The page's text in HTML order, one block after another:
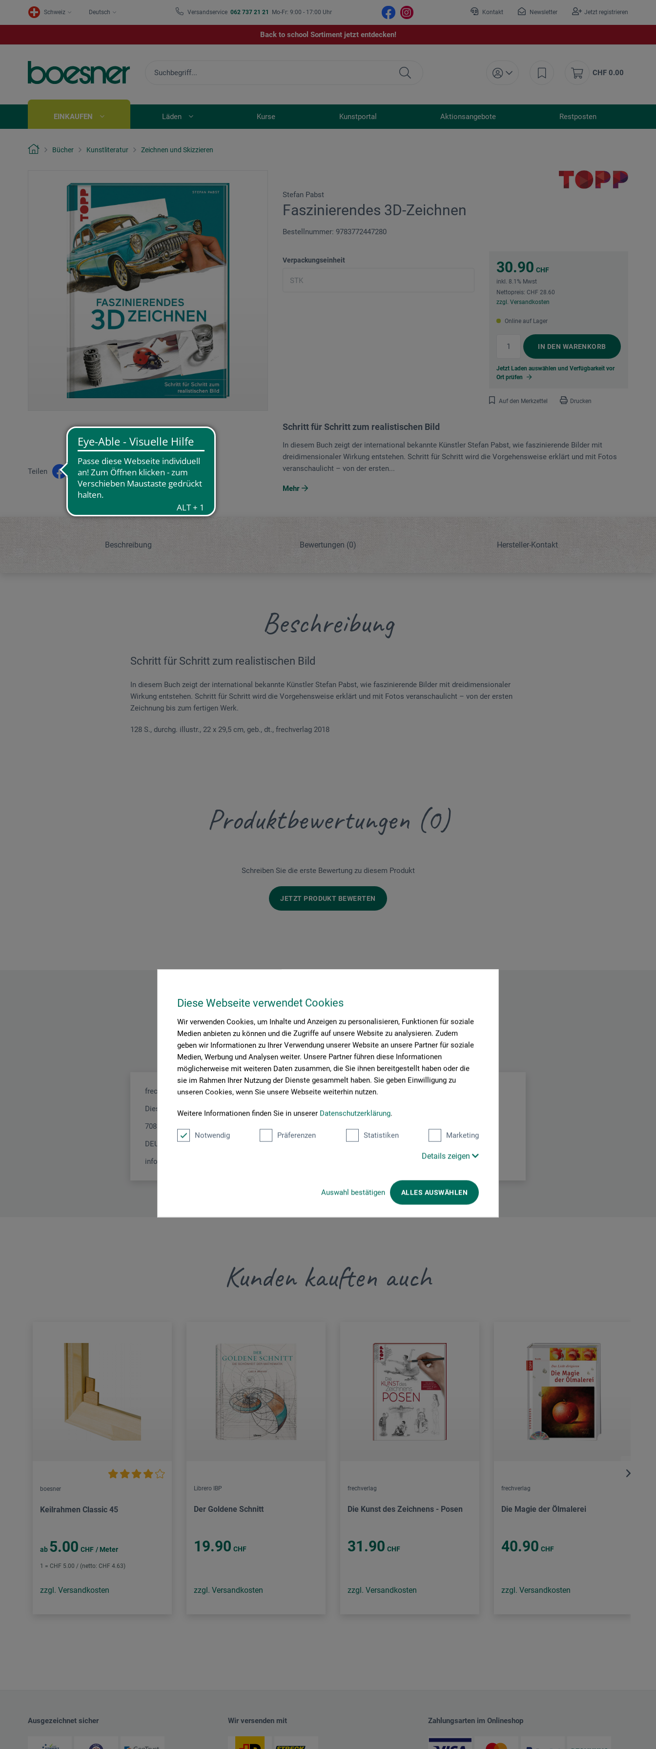
Diese Webseite verwendet Cookies
Wir verwenden Cookies, um Inhalte und Anzeigen zu personalisieren, Funktionen für soziale
Medien anbieten zu können und die Zugriffe auf unsere Website zu analysieren. Zudem
geben wir Informationen zu Ihrer Verwendung unserer Website an unsere Partner für soziale
Medien, Werbung und Analysen weiter. Unsere Partner führen diese Informationen
möglicherweise mit weiteren Daten zusammen, die Sie ihnen bereitgestellt haben oder die
sie im Rahmen Ihrer Nutzung der Dienste gesammelt haben. Sie geben Einwilligung zu
unseren Cookies, wenn Sie unsere Webseite weiterhin nutzen.
Weitere Informationen finden Sie in unserer Datenschutzerklärung.
Notwendig Präferenzen Statistiken Marketing
Details zeigen
Auswahl bestätigen ALLES AUSWÄHLEN
Schweiz Deutsch Versandservice 062 737 21 21 Mo-Fr: 9:00 - 17:00 Uhr Kontakt Newsletter Jetzt registrieren
Back to school Sortiment jetzt entdecken!
CHF 0.00
EINKAUFEN Läden Kurse Kunstportal Aktionsangebote Restposten
Bücher Kunstliteratur Zeichnen und Skizzieren
Stefan Pabst
Faszinierendes 3D-Zeichnen
Bestellnummer: 9783772447280
Verpackungseinheit 30.90 CHF
inkl. 8.1% Mwst
Nettopreis: CHF 28.60
zzgl. Versandkosten
Online auf Lager
IN DEN WARENKORB
Jetzt Laden auswählen und Verfügbarkeit vor
Ort prüfen
Auf den Merkzettel Drucken
Teilen
Schritt für Schritt zum realistischen Bild
In diesem Buch zeigt der international bekannte Künstler Stefan Pabst, wie faszinierende Bilder mit
dreidimensionaler Wirkung entstehen. Schritt für Schritt wird die Vorgehensweise erklärt und mit Fotos
veranschaulicht – von der ersten...
Mehr
Beschreibung Bewertungen (0) Hersteller-Kontakt
Beschreibung
Schritt für Schritt zum realistischen Bild
In diesem Buch zeigt der international bekannte Künstler Stefan Pabst, wie faszinierende Bilder mit dreidimensionaler
Wirkung entstehen. Schritt für Schritt wird die Vorgehensweise erklärt und mit Fotos veranschaulicht – von der ersten
Zeichnung bis zum fertigen Werk.
128 S., durchg. illustr., 22 x 29,5 cm, geb., dt., frechverlag 2018
Produktbewertungen (0)
Schreiben Sie die erste Bewertung zu diesem Produkt
JETZT PRODUKT BEWERTEN
Hersteller-Kontakt
Hier finden Sie die Kontaktdaten des Herstellers zu diesem Produkt.
frechverlag
Dieselstr. 5
70839 Gerlingen
DEUTSCHLAND
info@topp-kreativ.de
Kunden kauften auch
boesner
Keilrahmen Classic 45
ab 5.00 CHF / Meter
1 = CHF 5.00 / (netto: CHF 4.63)
zzgl. Versandkosten
Librero IBP
Der Goldene Schnitt
19.90 CHF
zzgl. Versandkosten
frechverlag
Die Kunst des Zeichnens - Posen
31.90 CHF
zzgl. Versandkosten
frechverlag
Die Magie der Ölmalerei
40.90 CHF
zzgl. Versandkosten
Ausgezeichnet sicher Wir versenden mit Zahlungsarten im Onlineshop